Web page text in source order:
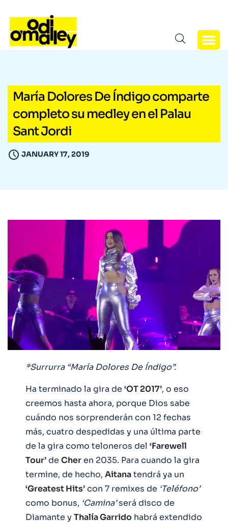
María Dolores De Índigo comparte
completo su medley en el Palau
Sant Jordi
JANUARY 17, 2019
*Surrurra “María Dolores De Índigo”.
Ha terminado la gira de ‘OT 2017’, o eso
creemos hasta ahora, porque Dios sabe
cuándo nos sorprenderán con 12 fechas
más, cuatro despedidas y una última parte
de la gira como teloneros del ‘Farewell
Tour’de Cheren 2035. Para cuando la gira
termine, de hecho, Aitanatendrá ya un
‘Greatest Hits’con 7 remixes de ‘Teléfono’
como bonus, ‘Camina’será disco de
Diamante y Thalía Garrido habrá extendido